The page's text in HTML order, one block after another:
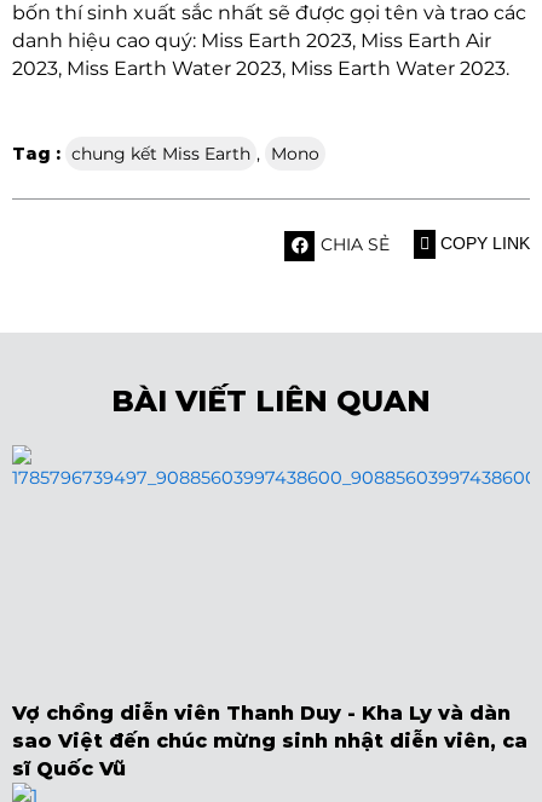
bốn thí sinh xuất sắc nhất sẽ được gọi tên và trao các
danh hiệu cao quý: Miss Earth 2023, Miss Earth Air
2023, Miss Earth Water 2023, Miss Earth Water 2023.
Tag : chung kết Miss Earth , Mono
CHIA SẺ COPY LINK
BÀI VIẾT LIÊN QUAN
Vợ chồng diễn viên Thanh Duy - Kha Ly và dàn
sao Việt đến chúc mừng sinh nhật diễn viên, ca
sĩ Quốc Vũ